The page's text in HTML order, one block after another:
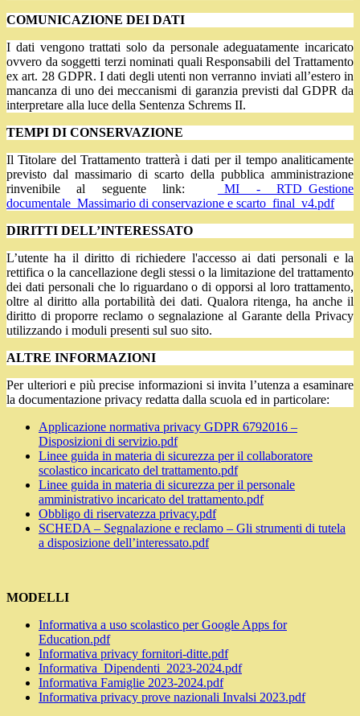
COMUNICAZIONE DEI DATI
I dati vengono trattati solo da personale adeguatamente incaricato
ovvero da soggetti terzi nominati quali Responsabili del Trattamento
ex art. 28 GDPR. I dati degli utenti non verranno inviati all’estero in
mancanza di uno dei meccanismi di garanzia previsti dal GDPR da
interpretare alla luce della Sentenza Schrems II.
TEMPI DI CONSERVAZIONE
Il Titolare del Trattamento tratterà i dati per il tempo analiticamente
previsto dal massimario di scarto della pubblica amministrazione
rinvenibile al seguente link:
_MI - RTD_Gestione
documentale_Massimario di conservazione e scarto_final_v4.pdf
DIRITTI DELL’INTERESSATO
L’utente ha il diritto di richiedere l'accesso ai dati personali e la
rettifica o la cancellazione degli stessi o la limitazione del trattamento
dei dati personali che lo riguardano o di opporsi al loro trattamento,
oltre al diritto alla portabilità dei dati. Qualora ritenga, ha anche il
diritto di proporre reclamo o segnalazione al Garante della Privacy
utilizzando i moduli presenti sul suo sito.
ALTRE INFORMAZIONI
Per ulteriori e più precise informazioni si invita l’utenza a esaminare
la documentazione privacy redatta dalla scuola ed in particolare:
Applicazione normativa privacy GDPR 6792016 –
Disposizioni di servizio.pdf
Linee guida in materia di sicurezza per il collaboratore
scolastico incaricato del trattamento.pdf
Linee guida in materia di sicurezza per il personale
amministrativo incaricato del trattamento.pdf
Obbligo di riservatezza privacy.pdf
SCHEDA – Segnalazione e reclamo – Gli strumenti di tutela
a disposizione dell’interessato.pdf
MODELLI
Informativa a uso scolastico per Google Apps for
Education.pdf
Informativa privacy fornitori-ditte.pdf
Informativa_Dipendenti_2023-2024.pdf
Informativa Famiglie 2023-2024.pdf
Informativa privacy prove nazionali Invalsi 2023.pdf